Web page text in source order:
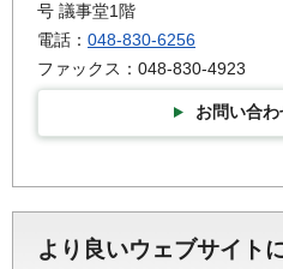
号 議事堂1階
電話： 048-830-6256
ファックス：048-830-4923
お問い合
より良いウェブサイト